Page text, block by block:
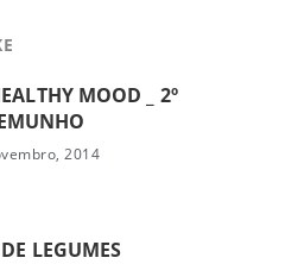
MOOD _ 2º
2014
LEGUMES